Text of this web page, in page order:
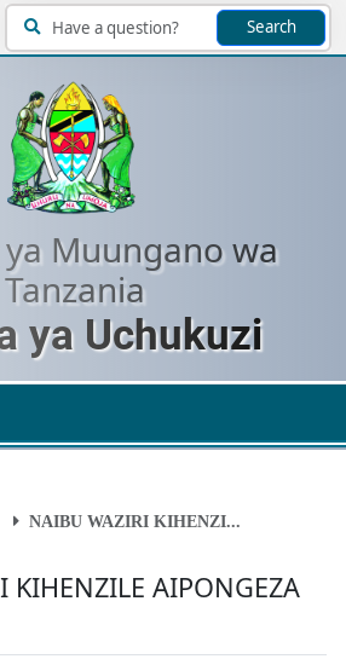
Search
Muungano wa
Tanzania
ya Uchukuzi
NAIBU WAZIRI KIHENZI...
KIHENZILE AIPONGEZA